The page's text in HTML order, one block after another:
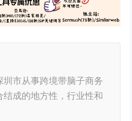
市从事跨境带脑子商务
成的地方性，行业性和